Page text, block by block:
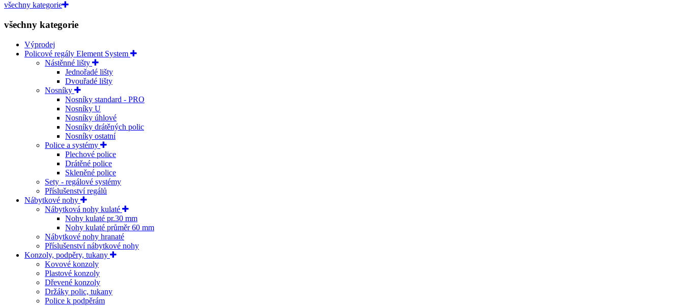
všechny kategorie
všechny kategorie
Výprodej
Policové regály Element System
Nástěnné lišty
Jednořadé lišty
Dvouřadé lišty
Nosníky
Nosníky standard - PRO
Nosníky U
Nosníky úhlové
Nosníky drátěných polic
Nosníky ostatní
Police a systémy
Plechové police
Drátěné police
Skleněné police
Sety - regálové systémy
Příslušenství regálů
Nábytkové nohy
Nábytková nohy kulaté
Nohy kulaté pr.30 mm
Nohy kulaté průměr 60 mm
Nábytkové nohy hranaté
Příslušenství nábytkové nohy
Konzoly, podpěry, tukany
Kovové konzoly
Plastové konzoly
Dřevené konzoly
Držáky polic, tukany
Police k podpěrám